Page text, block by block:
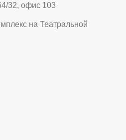
32, офис 103
на Театральной